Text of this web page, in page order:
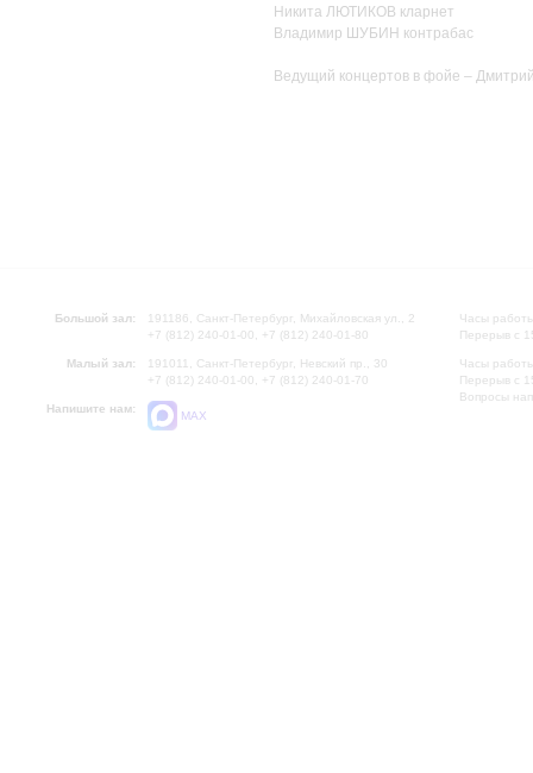
Никита ЛЮТИКОВ кларнет
Владимир ШУБИН контрабас
Ведущий концертов в фойе –
Большой зал:
191186, Санкт-Петербург, Михайловская ул., 2
+7 (812) 240-01-00, +7 (812) 240-01-80
Малый зал:
191011, Санкт-Петербург, Невский пр., 30
+7 (812) 240-01-00, +7 (812) 240-01-70
Напишите нам:
MAX
Часы
Перерыв с
Часы
Перерыв с
Вопросы